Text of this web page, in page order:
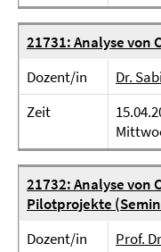
21731: Analyse von
Dozent/in
Dr.
Zeit
21732: Analyse
Pilotprojekte
Dozent/in
Prof.